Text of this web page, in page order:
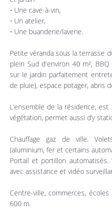
• Une cave-à-vin,
• Un atelier,
• Une buanderie/laverie.
Petite véranda sous la terrasse
plein Sud d'environ 40 m²,
sur le jardin parfaitement
de pluie), espace potager, abris
L’ensemble de la résidence,
végétation, permet aussi d’y
Chauffage gaz de ville.
(aluminium, fer et certains
Portail et portillon automatisés.
avec assistance et vidéo
Centre-ville, commerces,
600 m.